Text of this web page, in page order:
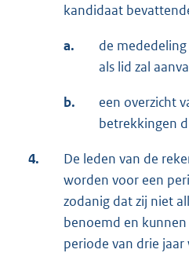
kandidaat
a.
de
als lid zal
b.
een overzicht
betrekkingen
4.
De leden van de
worden voor een
zodanig dat zij niet
benoemd en
periode van drie